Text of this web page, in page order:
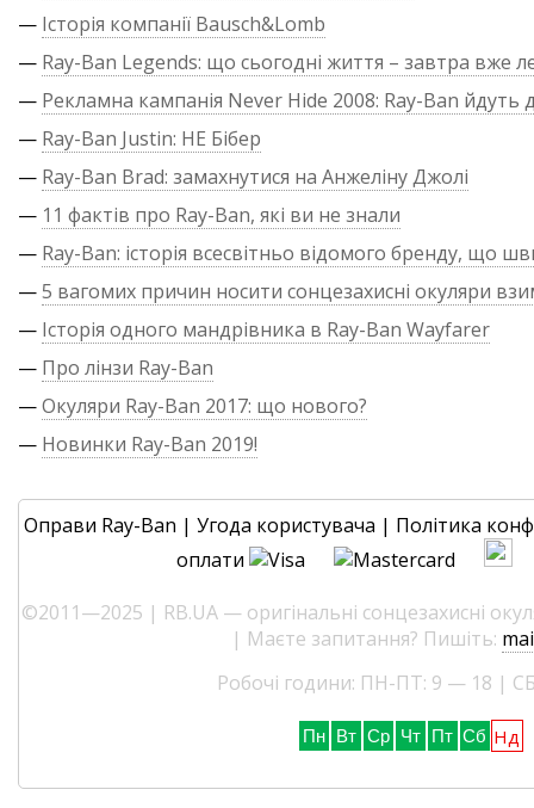
— Історія компанії Bausch&Lomb
— Ray-Ban Legends: що сьогодні життя – завтра вже
— Рекламна кампанія Never Hide 2008: Ray-Ban йдуть
— Ray-Ban Justin: НЕ Бібер
— Ray-Ban Brad: замахнутися на Анжеліну Джолі
— 11 фактів про Ray-Ban, які ви не знали
— Ray-Ban: історія всесвітньо відомого бренду, що
—5 вагомих причин носити сонцезахисні окуляри
— Історія одного мандрівника в Ray-Ban Wayfarer
— Про лінзи Ray-Ban
—Окуляри Ray-Ban 2017: що нового?
— Новинки Ray-Ban 2019!
Оправи Ray-Ban | Угода користувача | Політика
оплати
©2011—2025 | RB.UA — оригінальні сонцезахисні
| Маєте запитання? Пишіть:
Робочі години: ПН-ПТ: 9 — 18 |
Пн Вт Ср Чт Пт Сб Нд